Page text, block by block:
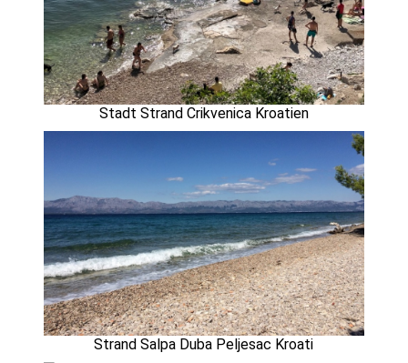
Stadt Strand Crikvenica Kroatien
Strand Salpa Duba Peljesac Kroati